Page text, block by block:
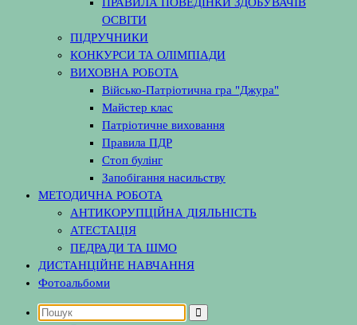
ОСВІТИ
ПІДРУЧНИКИ
КОНКУРСИ ТА ОЛІМПІАДИ
ВИХОВНА РОБОТА
Військо-Патріотична гра "Джура"
Майстер клас
Патріотичне виховання
Правила ПДР
Стоп булінг
Запобігання насильству
МЕТОДИЧНА РОБОТА
АНТИКОРУПЦІЙНА ДІЯЛЬНІСТЬ
АТЕСТАЦІЯ
ПЕДРАДИ ТА ШМО
ДИСТАНЦІЙНЕ НАВЧАННЯ
Фотоальбоми